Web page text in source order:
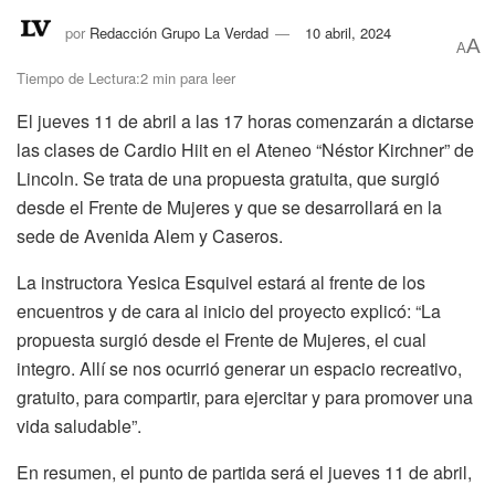
por Redacción Grupo La Verdad 10 abril, 2024
Tiempo de Lectura:2 min para leer
AA
El jueves 11 de abril a las 17 horas comenzarán a dictarse
las clases de Cardio Hiit en el Ateneo “Néstor Kirchner” de
Lincoln. Se trata de una propuesta gratuita, que surgió
desde el Frente de Mujeres y que se desarrollará en la
sede de Avenida Alem y Caseros.
La instructora Yesica Esquivel estará al frente de los
encuentros y de cara al inicio del proyecto explicó: “La
propuesta surgió desde el Frente de Mujeres, el cual
integro. Allí se nos ocurrió generar un espacio recreativo,
gratuito, para compartir, para ejercitar y para promover una
vida saludable”.
En resumen, el punto de partida será el jueves 11 de abril,